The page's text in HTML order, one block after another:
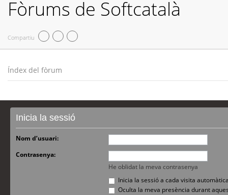
Fòrums de Softcatalà
Compartiu
Índex del fòrum
Inicia la sessió
Nom d’usuari:
Contrasenya:
He oblidat la meva contrasenya
Inicia la sessió a cada visita
Oculta la meva presència durant